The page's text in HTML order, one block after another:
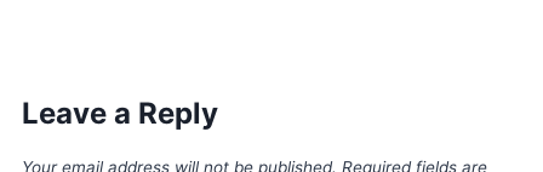
Leave a Reply
Your email address will not be published. Required fields are